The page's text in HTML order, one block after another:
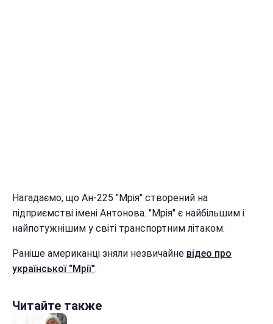
Нагадаємо, що Ан-225 "Мрія" створений на
підприємстві імені Антонова. "Мрія" є найбільшим і
найпотужнішим у світі транспортним літаком.
Раніше американці зняли незвичайне відео про
української "Мрії".
Читайте также